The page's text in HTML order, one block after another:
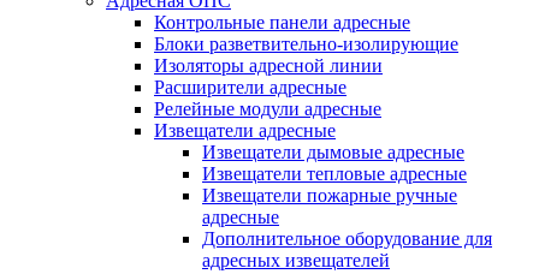
Контрольные панели адресные
Блоки разветвительно-изолирующие
Изоляторы адресной линии
Расширители адресные
Релейные модули адресные
Извещатели адресные
Извещатели дымовые адресные
Извещатели тепловые адресные
Извещатели пожарные ручные
адресные
Дополнительное оборудование для
адресных извещателей